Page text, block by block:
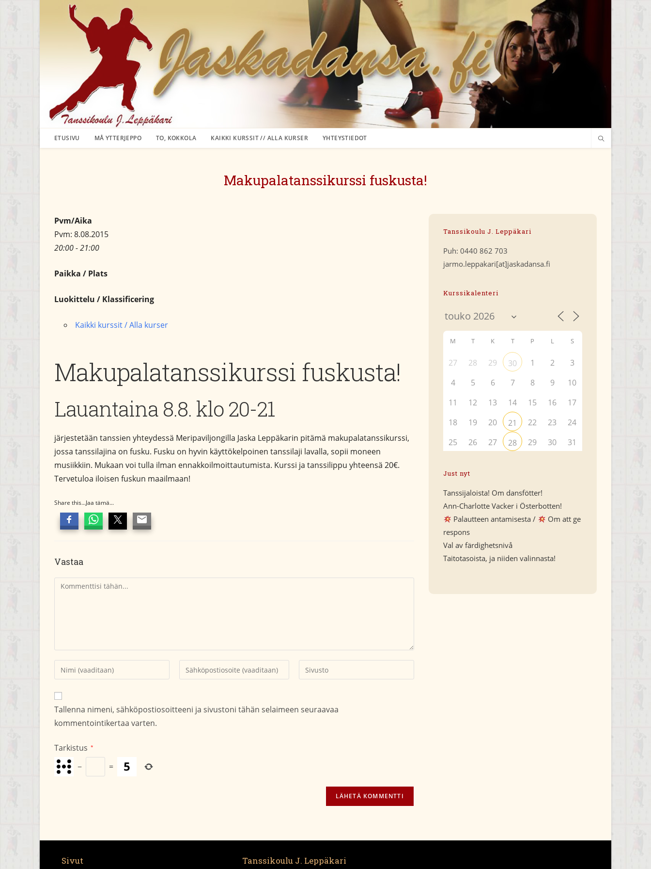
ETUSIVU MÅ YTTERJEPPO TO, KOKKOLA KAIKKI KURSSIT // ALLA KURSER YHTEYSTIEDOT
Makupalatanssikurssi fuskusta!
Pvm/Aika
Pvm: 8.08.2015
20:00 - 21:00
Paikka / Plats
Luokittelu / Klassificering
Kaikki kurssit / Alla kurser
Makupalatanssikurssi fuskusta!
Lauantaina 8.8. klo 20-21
järjestetään tanssien yhteydessä Meripaviljongilla Jaska Leppäkarin pitämä makupalatanssikurssi,
jossa tanssilajina on fusku. Fusku on hyvin käyttökelpoinen tanssilaji lavalla, sopii moneen
musiikkiin. Mukaan voi tulla ilman ennakkoilmoittautumista. Kurssi ja tanssilippu yhteensä 20€.
Tervetuloa iloisen fuskun maailmaan!
Share this...Jaa tämä...
Vastaa
Kommentti
Kirjoita
nimesi
tai
käyttäjätunnuksesi
kommentoidaksesi
Kirjoita
sähköpostiosoitteesi
Kirjoita
sivustosi
(valinnainen)
Tallenna nimeni, sähköpostiosoitteeni ja sivustoni tähän selaimeen seuraavaa
kommentointikertaa varten.
Tarkistus *
− =
Tanssikoulu J. Leppäkari
Puh: 0440 862 703
jarmo.leppakari[at]jaskadansa.fi
Kurssikalenteri
M T K T P L S
27 28 29 30 1 2
3
4
5 6 7 8 9
10
11
12 13 14 15 16
17
18
19 20 21 22 23
24
25
26 27 28 29 30 31
Just nyt
Tanssijaloista! Om dansfötter!
Ann-Charlotte Vacker i Österbotten!
Palautteen antamisesta /
Om att ge
respons
Val av färdighetsnivå
Taitotasoista, ja niiden valinnasta!
Sivut Tanssikoulu J. Leppäkari